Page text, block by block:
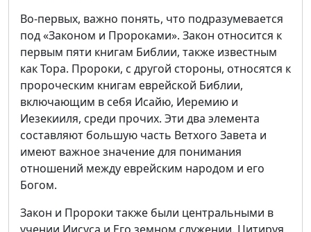
Во-первых, важно понять, что подразумевается
под «Законом и Пророками». Закон относится к
первым пяти книгам Библии, также известным
как Тора. Пророки, с другой стороны, относятся к
пророческим книгам еврейской Библии,
включающим в себя Исайю, Иеремию и
Иезекииля, среди прочих. Эти два элемента
составляют большую часть Ветхого Завета и
имеют важное значение для понимания
отношений между еврейским народом и его
Богом.
Закон и Пророки также были центральными в